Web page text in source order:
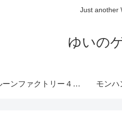
Just another
ゆいの
ルーンファクトリー４ SP モンハ